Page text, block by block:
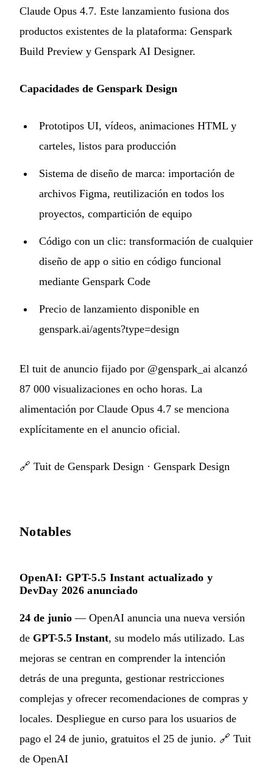
Claude Opus 4.7. Este lanzamiento fusiona dos
productos existentes de la plataforma: Genspark
Build Preview y Genspark AI Designer.
Capacidades de Genspark Design
Prototipos UI, vídeos, animaciones HTML y
carteles, listos para producción
Sistema de diseño de marca: importación de
archivos Figma, reutilización en todos los
proyectos, compartición de equipo
Código con un clic: transformación de cualquier
diseño de app o sitio en código funcional
mediante Genspark Code
Precio de lanzamiento disponible en
genspark.ai/agents?type=design
El tuit de anuncio fijado por @genspark_ai alcanzó
87 000 visualizaciones en ocho horas. La
alimentación por Claude Opus 4.7 se menciona
explícitamente en el anuncio oficial.
🔗 Tuit de Genspark Design · Genspark Design
Notables
OpenAI: GPT-5.5 Instant actualizado y
DevDay 2026 anunciado
24 de junio — OpenAI anuncia una nueva versión
de GPT-5.5 Instant, su modelo más utilizado. Las
mejoras se centran en comprender la intención
detrás de una pregunta, gestionar restricciones
complejas y ofrecer recomendaciones de compras y
locales. Despliegue en curso para los usuarios de
pago el 24 de junio, gratuitos el 25 de junio. 🔗 Tuit
de OpenAI